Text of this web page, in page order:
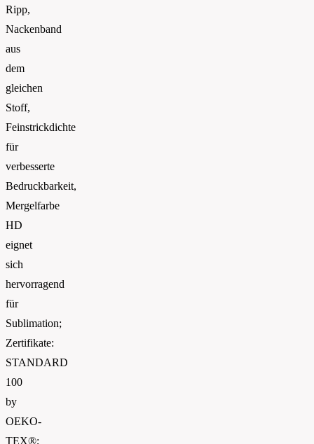
Ripp,
Nackenband
aus
dem
gleichen
Stoff,
Feinstrickdichte
für
verbesserte
Bedruckbarkeit,
Mergelfarbe
HD
eignet
sich
hervorragend
für
Sublimation;
Zertifikate:
STANDARD
100
by
OEKO-
TEX®;